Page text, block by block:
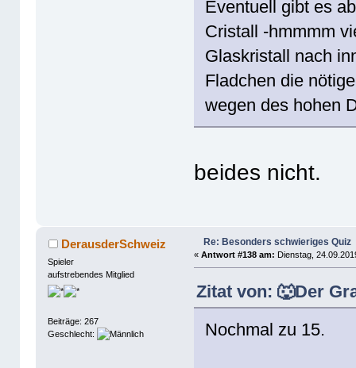
Eventuell gibt es
Cristall -hmmmm
Glaskristall nach
Fladchen die
wegen des hohen
beides nicht.
DerausderSchweiz
Spieler
aufstrebendes Mitglied
Beiträge: 267
Geschlecht:
Re: Besonders schwieriges Quiz
«Antwort #138 am: Dienstag,
Zitat von: 🐺Der
Nochmal zu 15.